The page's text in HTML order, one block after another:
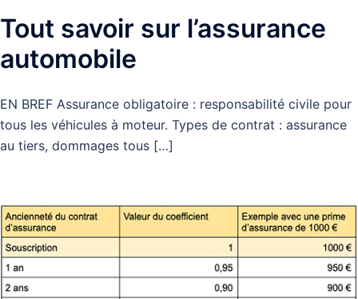
Tout savoir sur l’assurance
automobile
EN BREF Assurance obligatoire : responsabilité civile pour
tous les véhicules à moteur. Types de contrat : assurance
au tiers, dommages tous […]